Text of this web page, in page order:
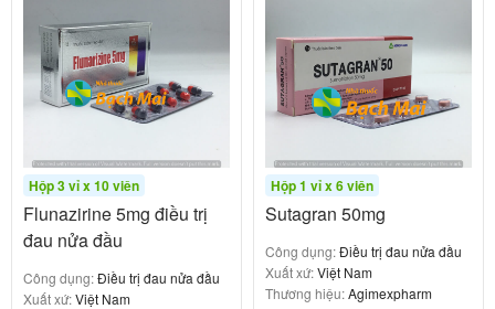
Cảnh báo và thận trọng khi dùng
thuốc Serapid 5mg
– Flunarizine có thể khởi phát các triệu chứng ngoại
tháp và trầm cảm, triệu chứng Parkinson’s ở bệnh
nhân có yếu tố thuận lợi: người lớn tuổi.
– Sự tích luỹ thuốc có thể xảy ra nếu dùng với liều
cao hơn liều khuyến cáo, có thể làm tăng khả năng
Hộp 3 vỉ x 10 viên
Flunazirine 5mg điều trị
đau nửa đầu
Công dụng:Điều trị đau nửa đầu
Xuất xứ:Việt Nam
Hộp 1 vỉ x 6 viên
Sutagran 50mg
Công dụng:Điều trị đau nửa đầu
Xuất xứ:Việt Nam
Thương hiệu:Agimexpharm